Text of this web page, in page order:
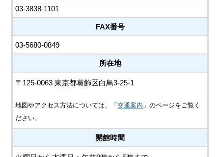
03-3838-1101
FAX番号
03-5680-0849
所在地
〒125-0063 東京都葛飾区白鳥3-25-1
地図やアクセス方法については、「交通案内 」のページをご覧く
ださい。
開館時間